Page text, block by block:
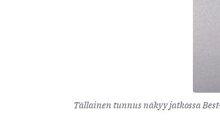
Tällainen tunnus näkyy jatkossa